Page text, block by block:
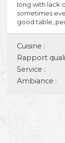
long with lack
sometimes
good table,
Cuisine :
Rapport
Service :
Ambiance :